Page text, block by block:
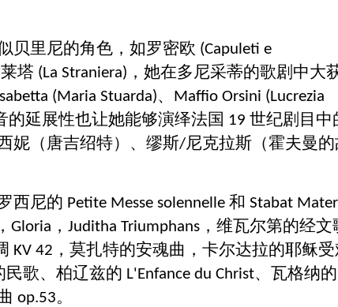
贝里尼的角色，如罗密欧 (Capuleti e
塔 (La Straniera) ，她在多尼采蒂的歌剧中大
(Maria Stuarda)、
Maffio Orsini (Lucrezia
的延展性也让她能够演绎法国 19 世纪剧目中
妮（唐吉绍特）、缪斯/尼克拉斯（霍夫曼的
西尼的 Petite Messe solennelle 和 Stabat Mater
， Gloria ， Juditha Triumphans ，维瓦尔第的经文
KV 42 ，莫扎特的安魂曲，卡尔达拉的耶稣
民歌、柏辽兹的 L'Enfance du Christ、瓦格纳的
op.53。